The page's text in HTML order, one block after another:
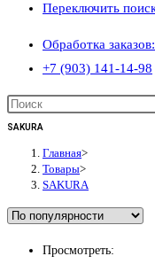
Переключить
Обработка
+7 (903) 141-14-98
SAKURA
Главная>
Товары>
SAKURA
Просмотреть: